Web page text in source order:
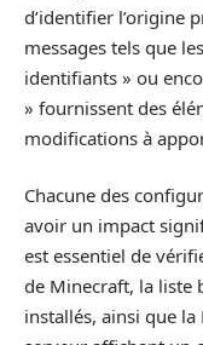
d’identifier l’origine
messages tels que
identifiants » ou
» fournissent des
modifications à
Chacune des
avoir un impact
est essentiel de
de Minecraft, la liste
installés, ainsi que la